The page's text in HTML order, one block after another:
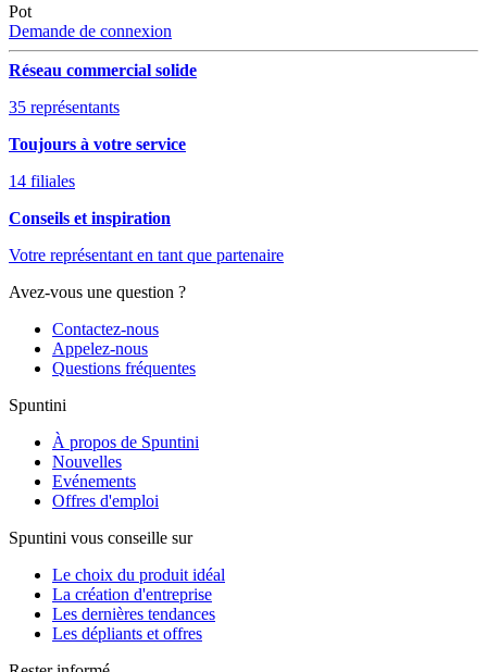
Pot
Demande de connexion
Réseau commercial solide
35 représentants
Toujours à votre service
14 filiales
Conseils et inspiration
Votre représentant en tant que partenaire
Avez-vous une question ?
Contactez-nous
Appelez-nous
Questions fréquentes
Spuntini
À propos de Spuntini
Nouvelles
Evénements
Offres d'emploi
Spuntini vous conseille sur
Le choix du produit idéal
La création d'entreprise
Les dernières tendances
Les dépliants et offres